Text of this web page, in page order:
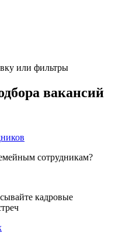
или фильтры
вакансий
сотрудникам?
кадровые